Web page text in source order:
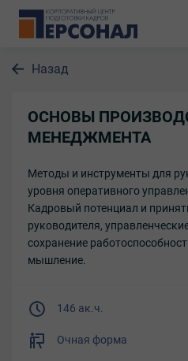
Назад
ОСНОВЫ
МЕНЕДЖМЕНТА
Методы и инструменты для
уровня оперативного
Кадровый потенциал и
руководителя,
сохранение
мышление.
146 ак.ч.
Очная форма